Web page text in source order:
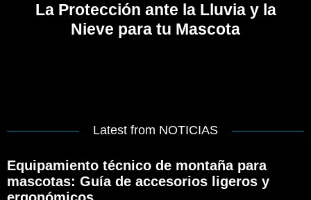
La Protección ante la Lluvia y la
Nieve para tu Mascota
Latest from NOTICIAS
Equipamiento técnico de montaña para
mascotas: Guía de accesorios ligeros y